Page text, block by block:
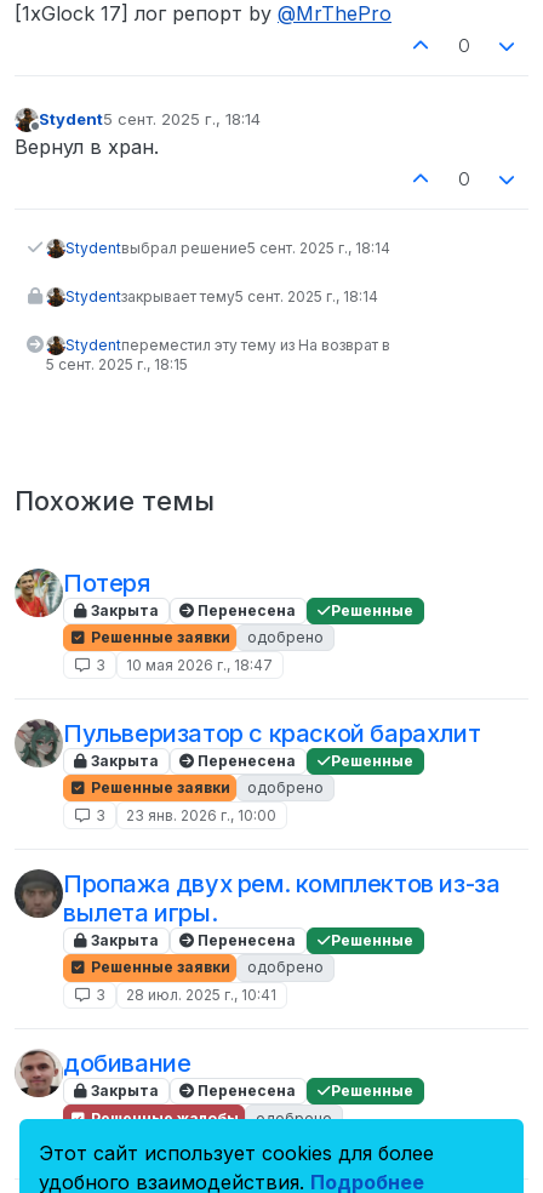
[1xGlock 17] лог репорт by @MrThePro
0
Не в сети
Stydent5 сент. 2025 г., 18:14
отредактировано
Вернул в хран.
0
Stydentвыбрал решение5 сент. 2025 г., 18:14
Stydentзакрывает тему5 сент. 2025 г., 18:14
Stydentпереместил эту тему из На возврат в
5 сент. 2025 г., 18:15
Похожие темы
Потеря
Закрыта Перенесена
Решенные
Решенные заявки
одобрено
3
10 мая 2026 г., 18:47
Пульверизатор с краской барахлит
Закрыта Перенесена
Решенные
Решенные заявки
одобрено
3
23 янв. 2026 г., 10:00
Пропажа двух рем. комплектов из-за
вылета игры.
Закрыта Перенесена
Решенные
Решенные заявки
одобрено
3
28 июл. 2025 г., 10:41
добивание
Закрыта Перенесена
Решенные
Решенные жалобы
одобрено
Этот сайт использует cookies для более
удобного взаимодействия. Подробнее